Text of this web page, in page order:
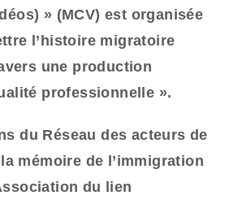
» (MCV) est organisée
l’histoire migratoire
une production
professionnelle ».
du Réseau des acteurs de
mémoire de l’immigration
du lien